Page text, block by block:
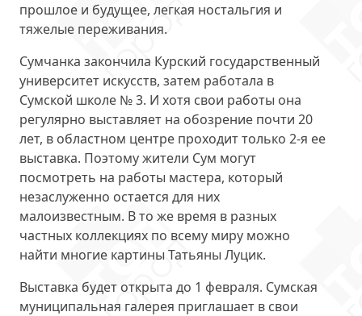
прошлое и будущее, легкая ностальгия и
тяжелые переживания.
Сумчанка закончила Курский государственный
университет искусств, затем работала в
Сумской школе № 3. И хотя свои работы она
регулярно выставляет на обозрение почти 20
лет, в областном центре проходит только 2-я ее
выставка. Поэтому жители Сум могут
посмотреть на работы мастера, который
незаслуженно остается для них
малоизвестным. В то же время в разных
частных коллекциях по всему миру можно
найти многие картины Татьяны Луцик.
Выставка будет открыта до 1 февраля. Сумская
муниципальная галерея приглашает в свои